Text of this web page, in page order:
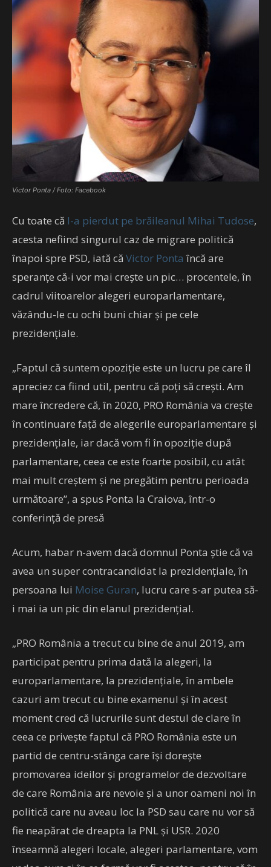
Victor Ponta / Foto: Facebook
Cu toate că l-a pierdut pe brăileanul Mihai Tudose,
acesta nefiind singurul caz de migrare politică
înapoi spre PSD, iată că Victor Ponta încă are
speranțe că-i vor mai crește un pic… procentele, în
cadrul viitoarelor alegeri europarlamentare,
văzându-le cu ochi buni chiar și pe cele
prezidențiale.
„Faptul că suntem opoziţie este un lucru pe care îl
apreciez ca fiind util, pentru că poţi să creşti. Am
mare încredere că, în 2020, PRO România va creşte
în continuare faţă de alegerile europarlamentare şi
prezidenţiale, iar dacă vom fi în opoziţie după
parlamentare, ceea ce este foarte posibil, cu atât
mai mult creştem şi ne pregătim pentru perioada
următoare”, a spus Ponta la Craiova, într-o
conferinţă de presă
Acum, habar n-avem dacă domnul Ponta știe că va
avea un super contracandidat la prezidențiale, în
persoana lui Moise Guran, lucru care s-ar putea să-
i mai ia un pic din elanul prezidențial.
„PRO România a trecut cu bine de anul 2019, am
participat pentru prima dată la alegeri, la
europarlamentare, la prezidenţiale, în ambele
cazuri am trecut cu bine examenul şi în acest
moment cred că lucrurile sunt destul de clare în
ceea ce priveşte faptul că PRO România este un
partid de centru-stânga care îşi doreşte
promovarea ideilor şi programelor de dezvoltare
de care România are nevoie şi a unor oameni noi în
politică care nu aveau loc la PSD sau care nu vor să
fie neapărat de dreapta la PNL şi USR. 2020
înseamnă alegeri locale, alegeri parlamentare, vom